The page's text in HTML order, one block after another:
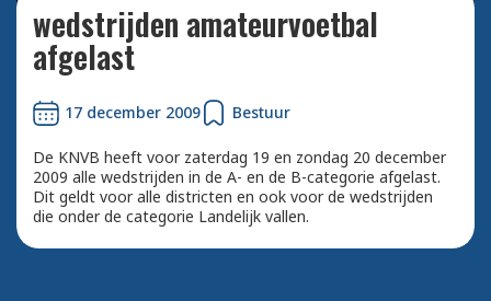
wedstrijden amateurvoetbal
afgelast
17 december 2009 Bestuur
De KNVB heeft voor zaterdag 19 en zondag 20 december
2009 alle wedstrijden in de A- en de B-categorie afgelast.
Dit geldt voor alle districten en ook voor de wedstrijden
die onder de categorie Landelijk vallen.